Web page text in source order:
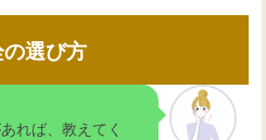
選び方
れば、教えてく